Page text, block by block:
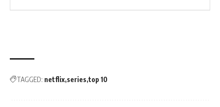
TAGGED: netflix series top 10